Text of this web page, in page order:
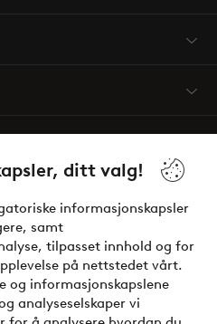
ditt valg!
informasjonskapsler
samt
tilpasset innhold og for
på nettstedet vårt.
og informasjonskapslene
analyseselskaper vi